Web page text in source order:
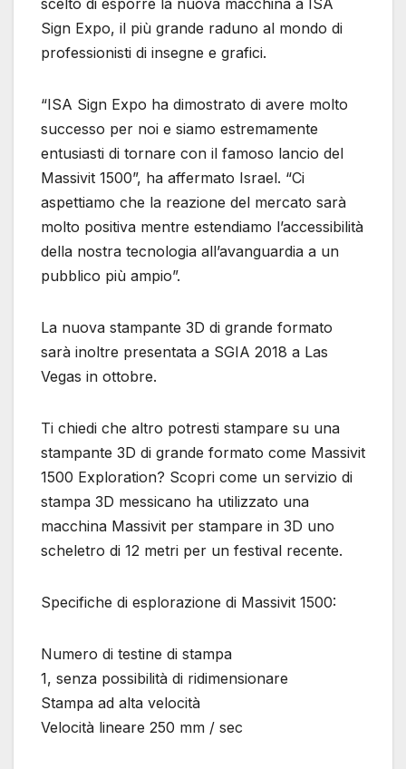
scelto di esporre la nuova macchina a ISA
Sign Expo, il più grande raduno al mondo di
professionisti di insegne e grafici.
“ISA Sign Expo ha dimostrato di avere molto
successo per noi e siamo estremamente
entusiasti di tornare con il famoso lancio del
Massivit 1500”, ha affermato Israel. “Ci
aspettiamo che la reazione del mercato sarà
molto positiva mentre estendiamo l’accessibilità
della nostra tecnologia all’avanguardia a un
pubblico più ampio”.
La nuova stampante 3D di grande formato
sarà inoltre presentata a SGIA 2018 a Las
Vegas in ottobre.
Ti chiedi che altro potresti stampare su una
stampante 3D di grande formato come Massivit
1500 Exploration? Scopri come un servizio di
stampa 3D messicano ha utilizzato una
macchina Massivit per stampare in 3D uno
scheletro di 12 metri per un festival recente.
Specifiche di esplorazione di Massivit 1500:
Numero di testine di stampa
1, senza possibilità di ridimensionare
Stampa ad alta velocità
Velocità lineare 250 mm / sec